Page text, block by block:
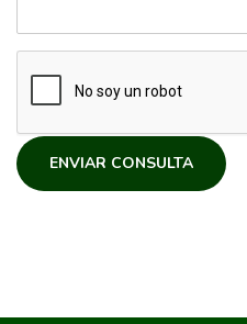
ENVIAR CONSULTA